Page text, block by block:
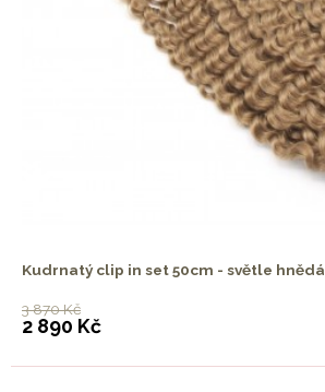
Kudrnatý clip in set 50cm - světle hnědá
3 870 Kč
2 890 Kč